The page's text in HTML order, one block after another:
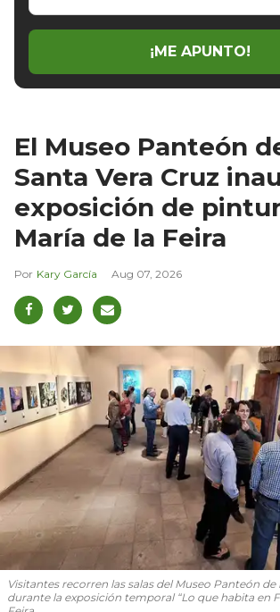
email
¡ME APUNTO!
El Museo Panteón
Santa Vera Cruz
exposición de
María de la Feira
Kary García Aug 07, 2026
Visitantes recorren las salas del Museo Panteón de
durante la exposición temporal “Lo que habita en